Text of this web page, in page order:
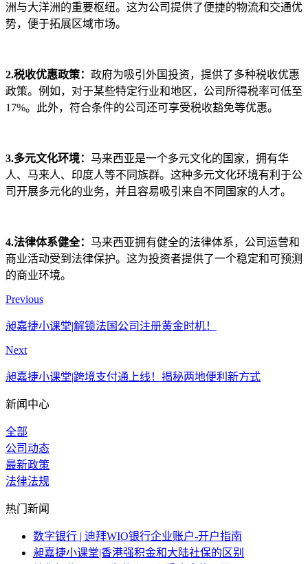
洲与大洋洲的重要枢纽。这为公司提供了便捷的物流和交通优
势，便于拓展区域市场。
2.税收优惠政策： 政府为吸引外国投资，提供了多种税收优惠
政策。例如，对于某些特定行业和地区，公司所得税率可低至
17%。此外，符合条件的公司还可享受税收豁免等优惠。
3.多元文化环境： 马来西亚是一个多元文化的国家，拥有华
人、马来人、印度人等不同族群。这种多元文化环境有利于公
司开展多元化的业务，并且容易吸引来自不同国家的人才。
4.法律体系健全： 马来西亚拥有健全的法律体系，公司运营和
商业活动受到法律保护。这为投资者提供了一个稳定和可预测
的商业环境。
Previous
昶嘉捷小课堂|解锁法国公司注册黄金时机！
Next
昶嘉捷小课堂|跨境支付通上线！揭秘两地便利新方式
新闻中心
全部
公司动态
最新政策
法律法规
热门新闻
数字银行 | 迪拜WIO银行企业账户-开户指南
昶嘉捷小课堂|香港强积金和大陆社保的区别